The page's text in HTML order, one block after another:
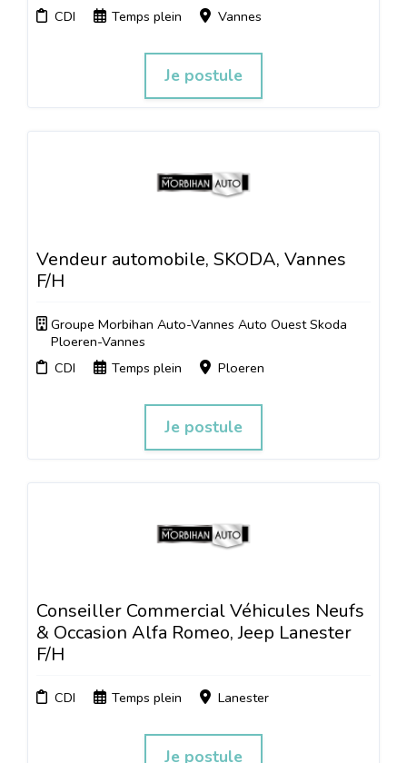
CDI
Temps plein Vannes
Je postule
Vendeur automobile, SKODA, Vannes
F/H
Groupe Morbihan Auto-Vannes Auto Ouest Skoda
Ploeren-Vannes
CDI
Temps plein Ploeren
Je postule
Conseiller Commercial Véhicules Neufs
& Occasion Alfa Romeo, Jeep Lanester
F/H
CDI Temps plein Lanester
Je postule